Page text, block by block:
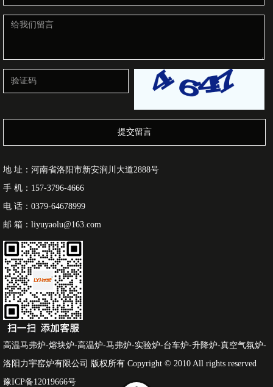
提交留言
地 址：河南省洛阳市新安涧川大道2888号
手 机：157-3796-4666
电 话：0379-64678999
邮 箱：liyuyaolu@163.com
高温马弗炉-熔块炉-高温炉-马弗炉-实验炉-台车炉-升降炉-真空气氛炉-
洛阳力宇窑炉有限公司 版权所有 Copyright © 2010 All rights reserved
豫ICP备12019666号